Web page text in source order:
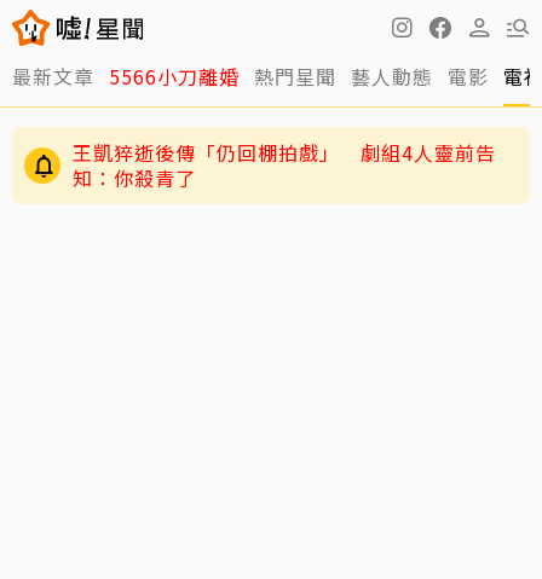
最新文章 5566小刀離婚 熱門星聞 藝人動態 電影 電
王凱猝逝後傳「仍回棚拍戲」 劇組4人靈前告
知：你殺青了